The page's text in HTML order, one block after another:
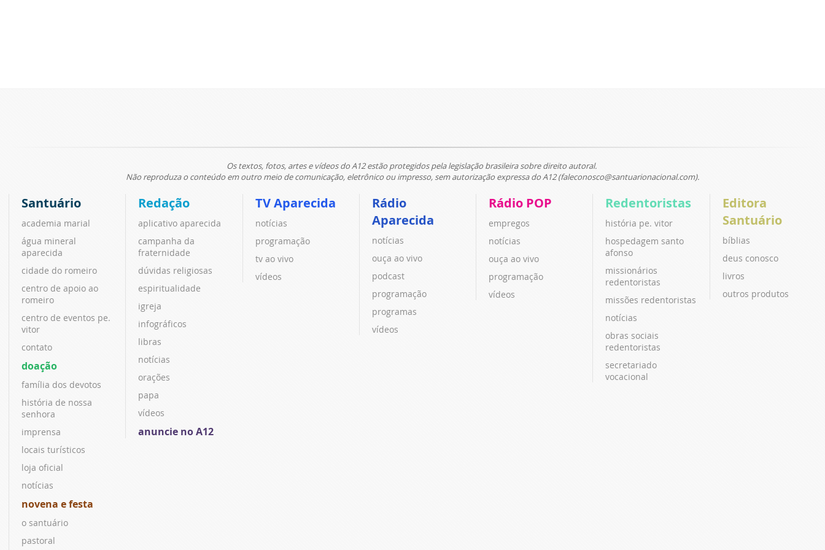
Os textos, fotos, artes e vídeos do A12 estão protegidos pela legislação brasileira sobre direito autoral.
Não reproduza o conteúdo em outro meio de comunicação, eletrônico ou impresso, sem autorização expressa do A12 (faleconosco@santuarionacional.com).
Santuário
academia marial
água mineral
aparecida
cidade do romeiro
centro de apoio ao
romeiro
centro de eventos pe.
vitor
contato
doação
família dos devotos
história de nossa
senhora
imprensa
locais turísticos
loja oficial
notícias
novena e festa
o santuário
pastoral
Redação
aplicativo aparecida
campanha da
fraternidade
dúvidas religiosas
espiritualidade
igreja
infográficos
libras
notícias
orações
papa
vídeos
anuncie no A12
TV Aparecida
notícias
programação
tv ao vivo
vídeos
Rádio
Aparecida
notícias
ouça ao vivo
podcast
programação
programas
vídeos
Rádio POP
empregos
notícias
ouça ao vivo
programação
vídeos
Redentoristas
história pe. vitor
hospedagem santo
afonso
missionários
redentoristas
missões redentoristas
notícias
obras sociais
redentoristas
secretariado
vocacional
Editora
Santuário
bíblias
deus conosco
livros
outros produtos